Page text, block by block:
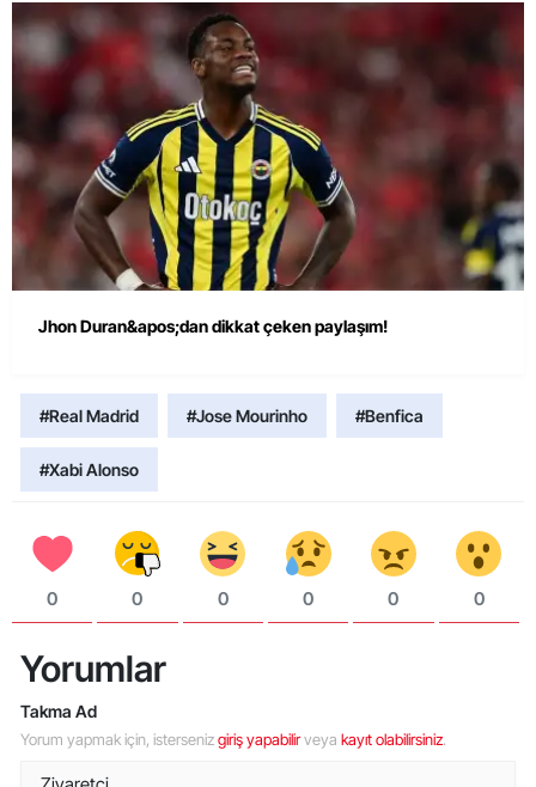
Jhon Duran&apos;dan dikkat çeken paylaşım!
#Real Madrid #Jose Mourinho #Benfica
#Xabi Alonso
0 0 0 0 0 0
Yorumlar
Takma Ad
Yorum yapmak için, istersenizgiriş yapabilirveya kayıt olabilirsiniz.